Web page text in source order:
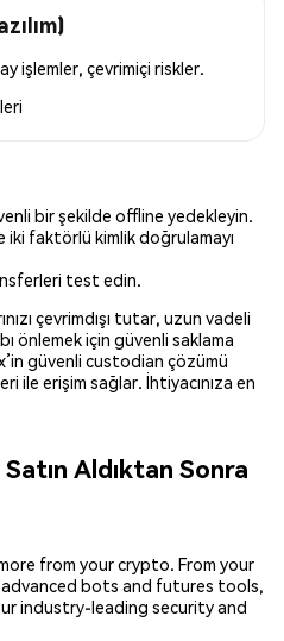
işlemler, çevrimiçi riskler.
bir şekilde offline yedekleyin.
iki faktörlü kimlik doğrulamayı
test edin.
çevrimdışı tutar, uzun vadeli
önlemek için güvenli saklama
güvenli custodian çözümü
ile erişim sağlar. İhtiyacınıza en
Aldıktan Sonra
from your crypto. From your
bots and futures tools,
industry-leading security and